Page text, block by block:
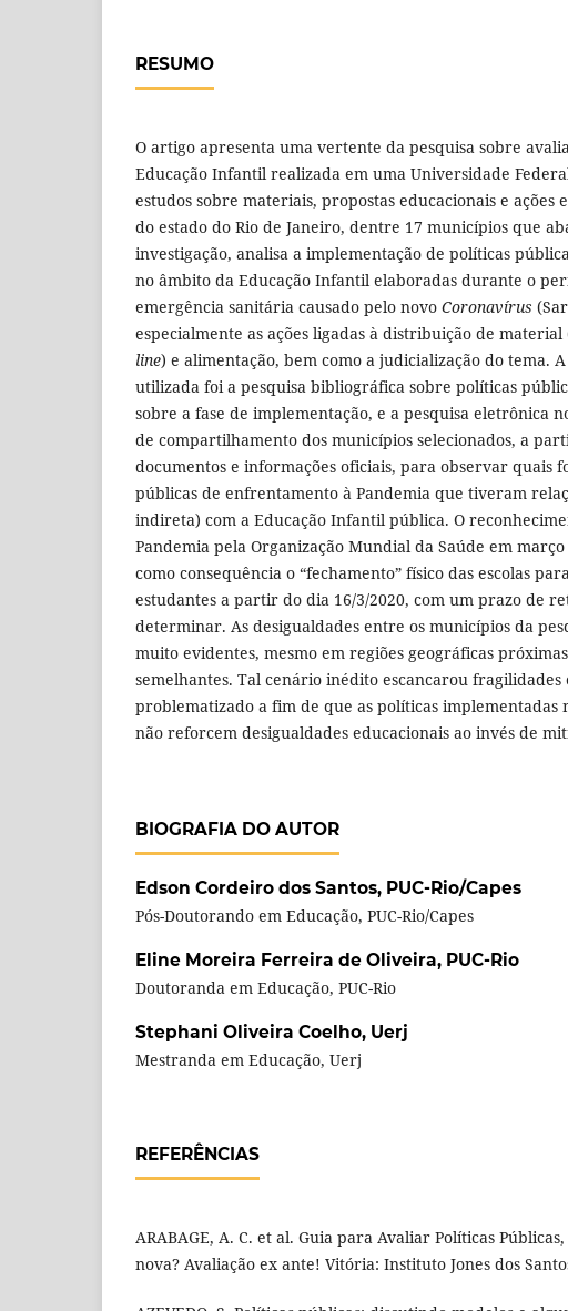
RESUMO
O artigo apresenta uma vertente da pesquisa sobre
Educação Infantil realizada em uma Universidade
estudos sobre materiais, propostas educacionais e ações
do estado do Rio de Janeiro, dentre 17 municípios que
investigação, analisa a implementação de políticas
no âmbito da Educação Infantil elaboradas durante o
emergência sanitária causado pelo novo Coronavírus
especialmente as ações ligadas à distribuição de material
line) e alimentação, bem como a judicialização do tema.
utilizada foi a pesquisa bibliográfica sobre políticas
sobre a fase de implementação, e a pesquisa eletrônica
de compartilhamento dos municípios selecionados, a
documentos e informações oficiais, para observar quais
públicas de enfrentamento à Pandemia que tiveram
indireta) com a Educação Infantil pública. O
Pandemia pela Organização Mundial da Saúde em
como consequência o “fechamento” físico das escolas
estudantes a partir do dia 16/3/2020, com um prazo de
determinar. As desigualdades entre os municípios da
muito evidentes, mesmo em regiões geográficas
semelhantes. Tal cenário inédito escancarou fragilidades
problematizado a fim de que as políticas implementadas
não reforcem desigualdades educacionais ao invés de
BIOGRAFIA DO AUTOR
Edson Cordeiro dos Santos, PUC-Rio/Capes
Pós-Doutorando em Educação, PUC-Rio/Capes
Eline Moreira Ferreira de Oliveira, PUC-Rio
Doutoranda em Educação, PUC-Rio
Stephani Oliveira Coelho, Uerj
Mestranda em Educação, Uerj
REFERÊNCIAS
ARABAGE, A. C. et al. Guia para Avaliar Políticas
nova? Avaliação ex ante! Vitória: Instituto Jones dos